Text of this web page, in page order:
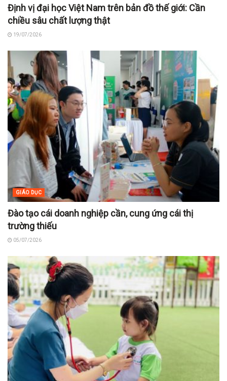
Định vị đại học Việt Nam trên bản đồ thế giới: Cần
chiều sâu chất lượng thật
19/07/2026
GIÁO DỤC
Đào tạo cái doanh nghiệp cần, cung ứng cái thị
trường thiếu
05/07/2026